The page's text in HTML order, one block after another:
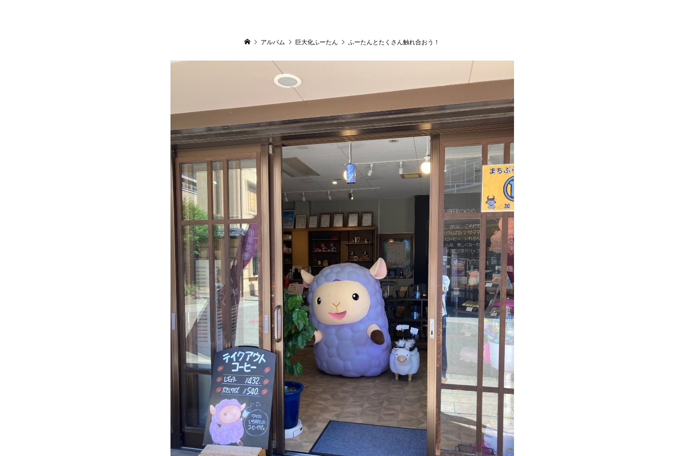
アルバム 巨大化ふーたん ふーたんとたくさん触れ合おう！